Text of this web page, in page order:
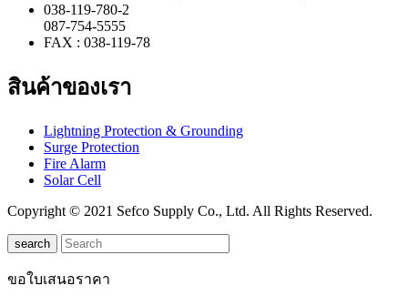
038-119-780-2
087-754-5555
FAX : 038-119-78
สินค้าของเรา
Lightning Protection & Grounding
Surge Protection
Fire Alarm
Solar Cell
Copyright © 2021 Sefco Supply Co., Ltd. All Rights Reserved.
search
ขอใบเสนอราคา